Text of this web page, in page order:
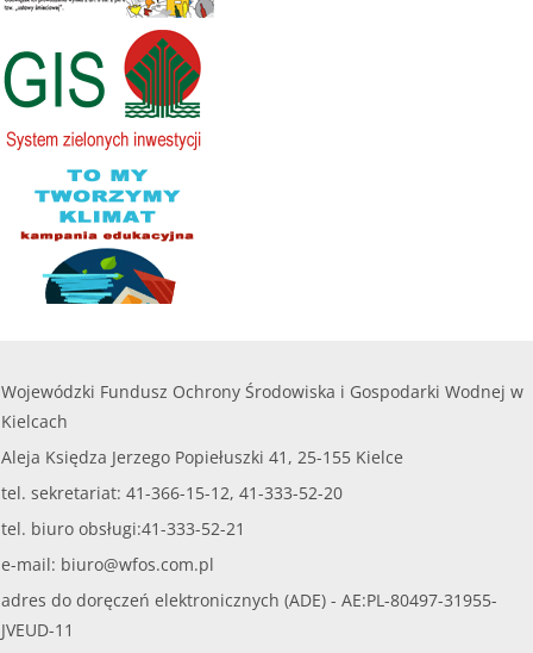
........
czytaj więcej...
Maksymalna kwota dofinansowania na jedno
przedsięwzięcie objęte wnioskiem nie może
przekroczyć8 000,00 zł.
......
czytaj więcej...
Wojewódzki Fundusz Ochrony Środowiska i Gospodarki Wodnej w
Kielcach
Aleja Księdza Jerzego Popiełuszki 41, 25-155 Kielce
tel. sekretariat: 41-366-15-12, 41-333-52-20
tel. biuro obsługi:41-333-52-21
e-mail: biuro@wfos.com.pl
adres do doręczeń elektronicznych (ADE) - AE:PL-80497-31955-
JVEUD-11